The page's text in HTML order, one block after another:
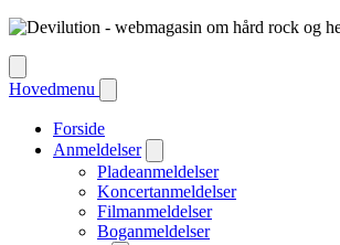
Hovedmenu
Forside
Anmeldelser
Pladeanmeldelser
Koncertanmeldelser
Filmanmeldelser
Boganmeldelser